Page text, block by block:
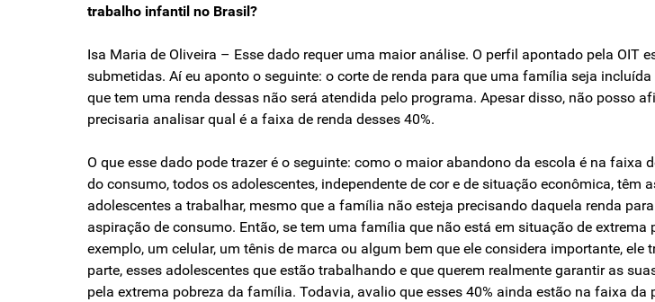
trabalho infantil no Brasil?
Isa Maria de Oliveira – Esse dado requer uma maior análise. O perfil apontado pela
submetidas. Aí eu aponto o seguinte: o corte de renda para que uma família seja
que tem uma renda dessas não será atendida pelo programa. Apesar disso, não posso
precisaria analisar qual é a faixa de renda desses 40%.
O que esse dado pode trazer é o seguinte: como o maior abandono da escola é na
do consumo, todos os adolescentes, independente de cor e de situação econômica, têm
adolescentes a trabalhar, mesmo que a família não esteja precisando daquela renda
aspiração de consumo. Então, se tem uma família que não está em situação de
exemplo, um celular, um tênis de marca ou algum bem que ele considera importante, ele
parte, esses adolescentes que estão trabalhando e que querem realmente garantir as
pela extrema pobreza da família. Todavia, avalio que esses 40% ainda estão na faixa da